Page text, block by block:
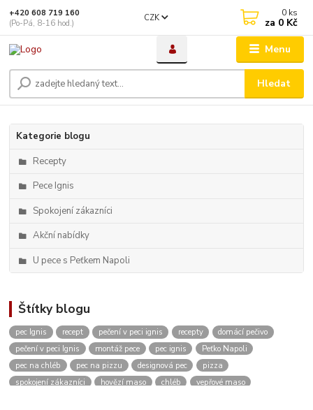
Menu
CZK
Hledat
+420 608 719 160
(Po-Pá, 8-16 hod.)
0 ks
za 0 Kč
Kategorie blogu
Recepty
Pece Ignis
Spokojení zákazníci
Akční nabídky
U pece s Peťkem Napoli
Štítky blogu
pec Ignis recept pečení v peci ignis recepty
domácí pečivo
pečení v peci Ignis
montáž pece pec ignis
Peťko Napoli
pec na chléb
pec na pizzu designová pec
pizza
spokojení zákazníci
hovězí maso chléb
vepřové maso